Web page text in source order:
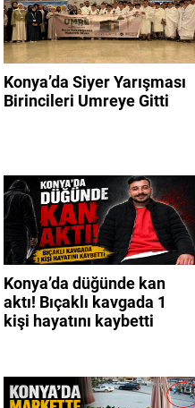
Konya’da Siyer Yarışması
Birincileri Umreye Gitti
Konya’da düğünde kan
aktı! Bıçaklı kavgada 1
kişi hayatını kaybetti